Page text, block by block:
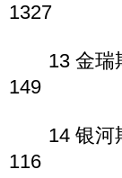
1327
13 金瑞期
149
14 银河期
116